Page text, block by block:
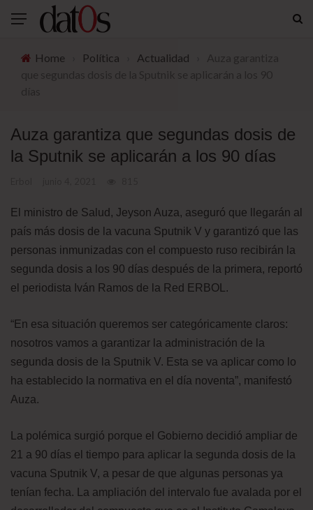
Home Política Actualidad
Auza garantiza que segundas dosis de
la Sputnik se aplicarán a los 90 días
El ministro de Salud, Jeyson Auza, aseguró que llegarán al
país más dosis de la vacuna Sputnik V y garantizó que las
personas inmunizadas con el compuesto ruso recibirán la
segunda dosis a los 90 días después de la primera, reportó
el periodista Iván Ramos de la Red ERBOL.
“En esa situación queremos ser categóricamente claros:
nosotros vamos a garantizar la administración de la
segunda dosis de la Sputnik V. Esta se va aplicar como lo
ha establecido la normativa en el día noventa”, manifestó
Auza.
La polémica surgió porque el Gobierno decidió ampliar de
21 a 90 días el tiempo para aplicar la segunda dosis de la
vacuna Sputnik V, a pesar de que algunas personas ya
tenían fecha. La ampliación del intervalo fue avalada por el